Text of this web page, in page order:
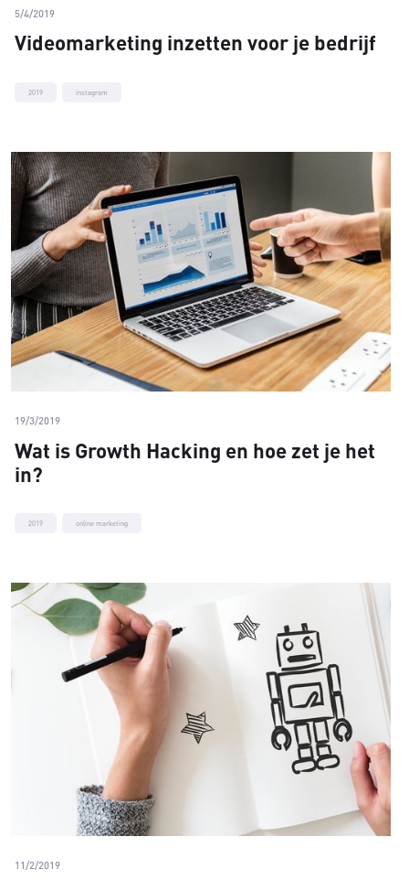
2019 instagram
5/4/2019
Videomarketing inzetten voor je bedrijf
2019 online marketing
19/3/2019
Wat is Growth Hacking en hoe zet je het
in?
11/2/2019